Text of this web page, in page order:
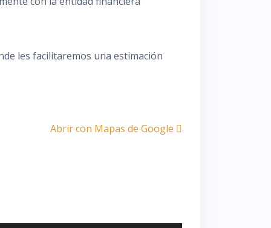
les facilitaremos una estimación
Abrir con Mapas de Google